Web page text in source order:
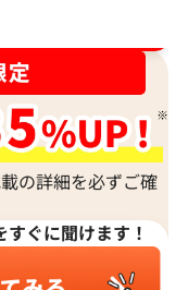
の詳細を必ずご確
すぐに聞けます！